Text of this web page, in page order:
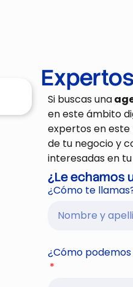
Si buscas una
en este ámbito
expertos en
de tu negocioy
interesadasentu
¿Le echamos
¿Cómo te
¿Cómo